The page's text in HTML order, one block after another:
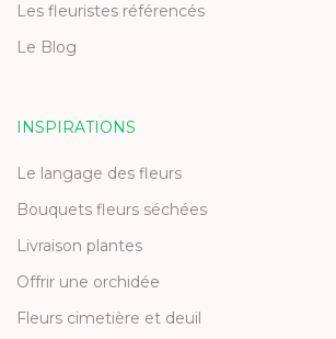
Les fleuristes référencés
Le Blog
INSPIRATIONS
Le langage des fleurs
Bouquets fleurs séchées
Livraison plantes
Offrir une orchidée
Fleurs cimetière et deuil